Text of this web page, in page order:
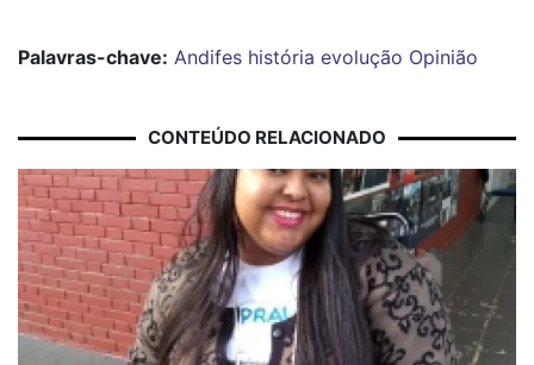
Palavras-chave: Andifes história evolução Opinião
CONTEÚDO RELACIONADO